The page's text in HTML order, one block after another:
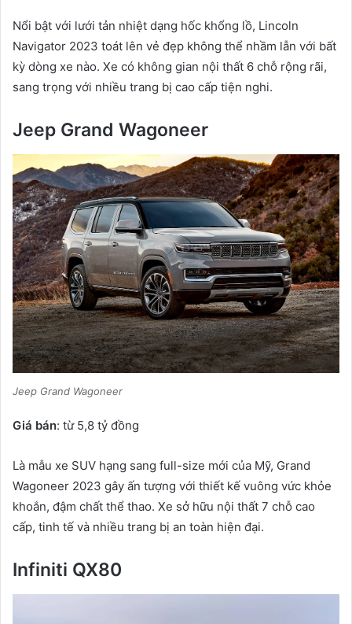
Nổi bật với lưới tản nhiệt dạng hốc khổng lồ, Lincoln
Navigator 2023 toát lên vẻ đẹp không thể nhầm lẫn với bất
kỳ dòng xe nào. Xe có không gian nội thất 6 chỗ rộng rãi,
sang trọng với nhiều trang bị cao cấp tiện nghi.
Jeep Grand Wagoneer
Jeep Grand Wagoneer
Giá bán: từ 5,8 tỷ đồng
Là mẫu xe SUV hạng sang full-size mới của Mỹ, Grand
Wagoneer 2023 gây ấn tượng với thiết kế vuông vức khỏe
khoắn, đậm chất thể thao. Xe sở hữu nội thất 7 chỗ cao
cấp, tinh tế và nhiều trang bị an toàn hiện đại.
Infiniti QX80